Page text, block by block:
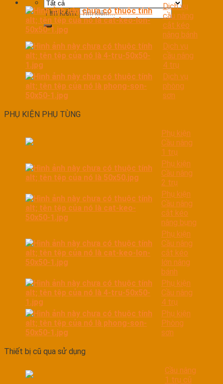
Tìm kiếm:
Dịch vụ
cầu nâng
cắt kéo
nâng bánh
Dịch vụ
cầu nâng
4 trụ
Dịch vụ
phòng
sơn
PHỤ KIỆN PHỤ TÙNG
Phụ kiện
Cầu nâng
1 trụ
Phụ kiện
Cầu nâng
2 trụ
Phụ kiện
Cầu nâng
cắt kéo
nâng bụng
Phụ kiện
Cầu nâng
cắt kéo
lớn nâng
bánh
Phụ kiện
Cầu nâng
4 trụ
Phụ kiện
Phòng
sơn
Thiết bị cũ qua sử dụng
Cầu nâng
1 trụ cũ